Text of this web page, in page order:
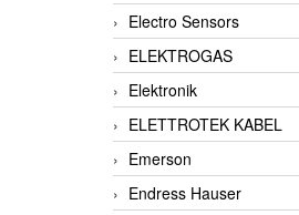
Electro Sensors
ELEKTROGAS
Elektronik
ELETTROTEK KABEL
Emerson
Endress Hauser